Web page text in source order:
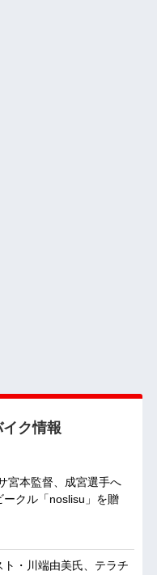
ク情報
宮本監督、成宮選手へ
ークル「noslisu」を贈
ト・川端由美氏、テラチ